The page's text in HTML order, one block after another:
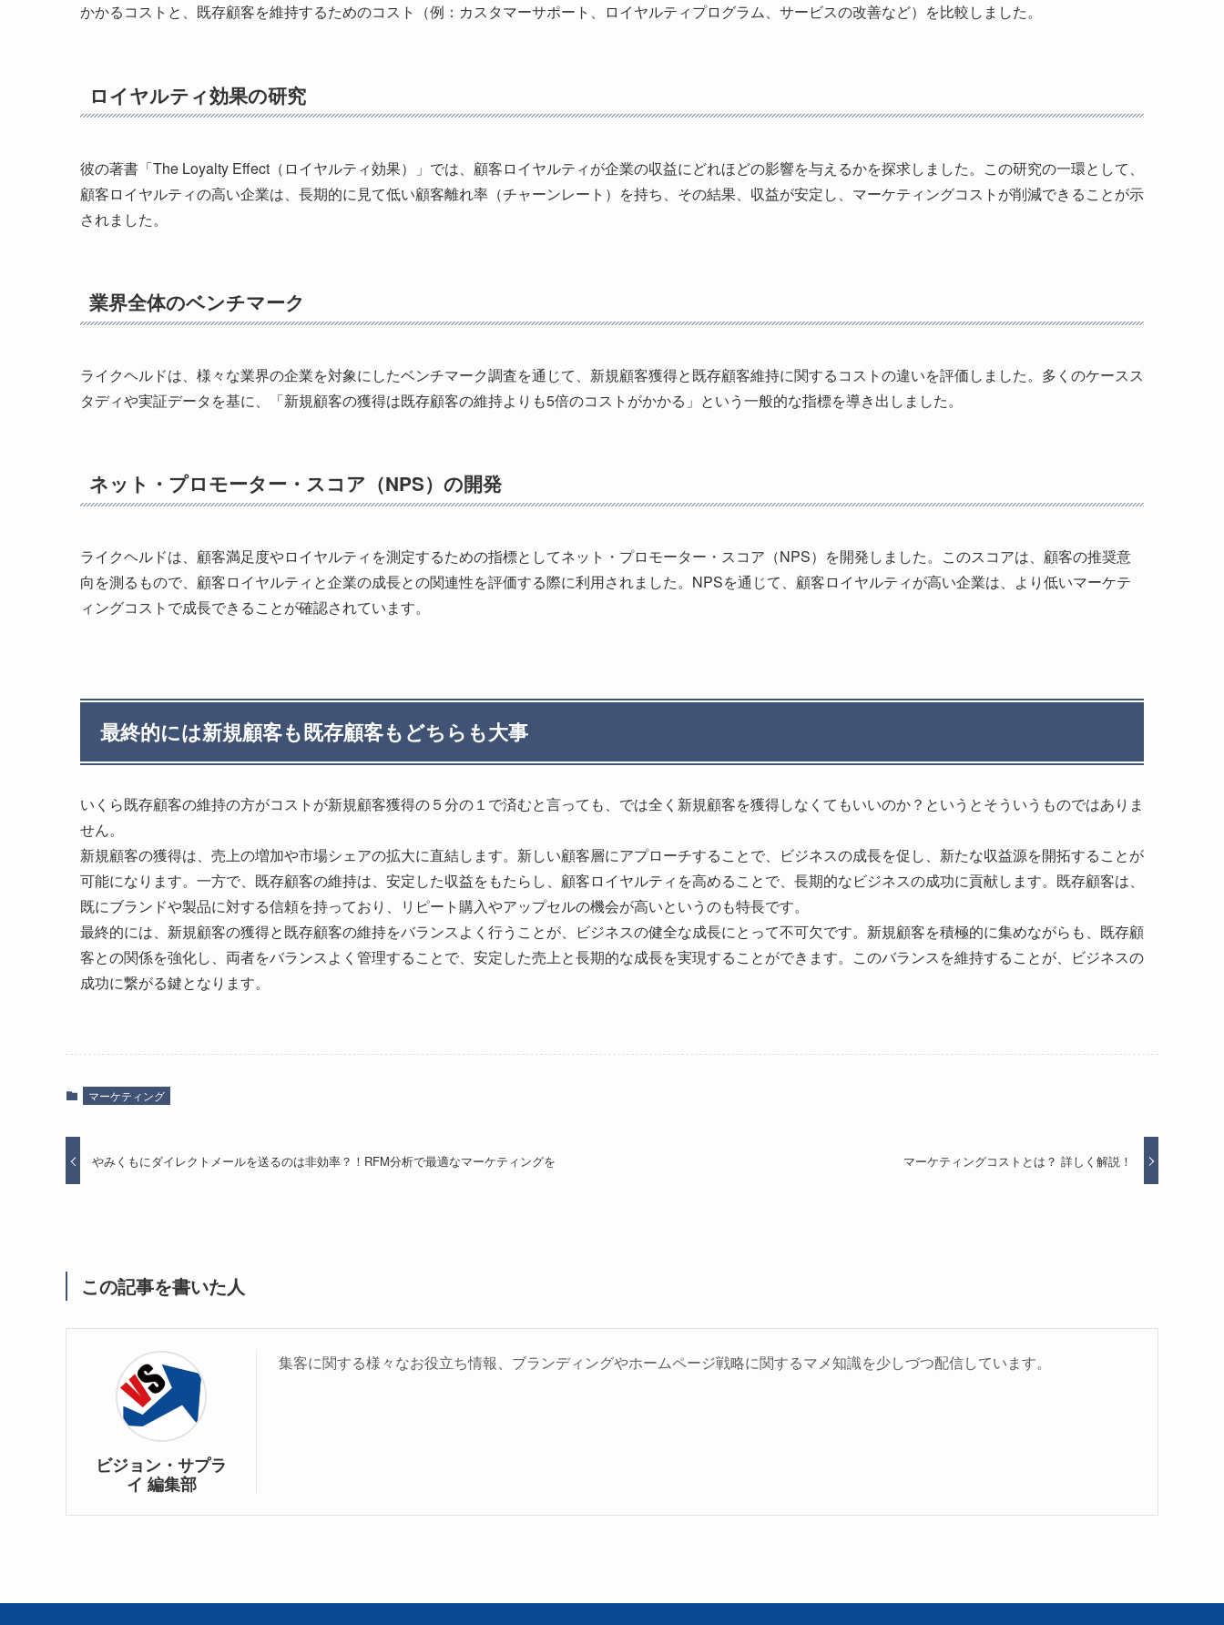
かかるコストと、既存顧客を維持するためのコスト（例：カスタマーサポート、ロイヤルティプログラム、サービスの改善など）を比較しました。
ロイヤルティ効果の研究
彼の著書「The Loyalty Effect（ロイヤルティ効果）」では、顧客ロイヤルティが企業の収益にどれほどの影響を与えるかを探求しました。この研究の一環として、
顧客ロイヤルティの高い企業は、長期的に見て低い顧客離れ率（チャーンレート）を持ち、その結果、収益が安定し、マーケティングコストが削減できることが示
されました。
業界全体のベンチマーク
ライクヘルドは、様々な業界の企業を対象にしたベンチマーク調査を通じて、新規顧客獲得と既存顧客維持に関するコストの違いを評価しました。多くのケースス
タディや実証データを基に、「新規顧客の獲得は既存顧客の維持よりも5倍のコストがかかる」という一般的な指標を導き出しました。
ネット・プロモーター・スコア（NPS）の開発
ライクヘルドは、顧客満足度やロイヤルティを測定するための指標としてネット・プロモーター・スコア（NPS）を開発しました。このスコアは、顧客の推奨意
向を測るもので、顧客ロイヤルティと企業の成長との関連性を評価する際に利用されました。NPSを通じて、顧客ロイヤルティが高い企業は、より低いマーケテ
ィングコストで成長できることが確認されています。
最終的には新規顧客も既存顧客もどちらも大事
いくら既存顧客の維持の方がコストが新規顧客獲得の５分の１で済むと言っても、では全く新規顧客を獲得しなくてもいいのか？というとそういうものではありま
せん。
新規顧客の獲得は、売上の増加や市場シェアの拡大に直結します。新しい顧客層にアプローチすることで、ビジネスの成長を促し、新たな収益源を開拓することが
可能になります。一方で、既存顧客の維持は、安定した収益をもたらし、顧客ロイヤルティを高めることで、長期的なビジネスの成功に貢献します。既存顧客は、
既にブランドや製品に対する信頼を持っており、リピート購入やアップセルの機会が高いというのも特長です。
最終的には、新規顧客の獲得と既存顧客の維持をバランスよく行うことが、ビジネスの健全な成長にとって不可欠です。新規顧客を積極的に集めながらも、既存顧
客との関係を強化し、両者をバランスよく管理することで、安定した売上と長期的な成長を実現することができます。このバランスを維持することが、ビジネスの
成功に繋がる鍵となります。
マーケティング
やみくもにダイレクトメールを送るのは非効率？！RFM分析で最適なマーケティングを マーケティングコストとは？ 詳しく解説！
この記事を書いた人
ビジョン・サプラ
イ 編集部
集客に関する様々なお役立ち情報、ブランディングやホームページ戦略に関するマメ知識を少しづつ配信しています。